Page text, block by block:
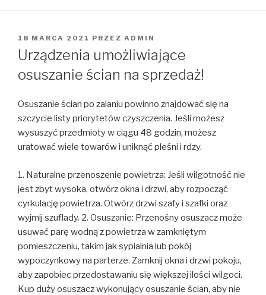
OPUBLIKOWANE
W
18 MARCA 2021 PRZEZ ADMIN
Urządzenia umożliwiające
osuszanie ścian na sprzedaż!
Osuszanie ścian po zalaniu powinno znajdować się na
szczycie listy priorytetów czyszczenia. Jeśli możesz
wysuszyć przedmioty w ciągu 48 godzin, możesz
uratować wiele towarów i uniknąć pleśni i rdzy.
1. Naturalne przenoszenie powietrza: Jeśli wilgotność nie
jest zbyt wysoka, otwórz okna i drzwi, aby rozpocząć
cyrkulację powietrza. Otwórz drzwi szafy i szafki oraz
wyjmij szuflady. 2. Osuszanie: Przenośny osuszacz może
usuwać parę wodną z powietrza w zamkniętym
pomieszczeniu, takim jak sypialnia lub pokój
wypoczynkowy na parterze. Zamknij okna i drzwi pokoju,
aby zapobiec przedostawaniu się większej ilości wilgoci.
Kup duży osuszacz wykonujący osuszanie ścian, aby nie